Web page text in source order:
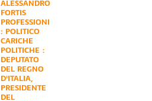
ALESSANDRO
FORTIS
PROFESSIONI
: POLITICO
CARICHE
POLITICHE :
DEPUTATO
DEL REGNO
D'ITALIA,
PRESIDENTE
DEL